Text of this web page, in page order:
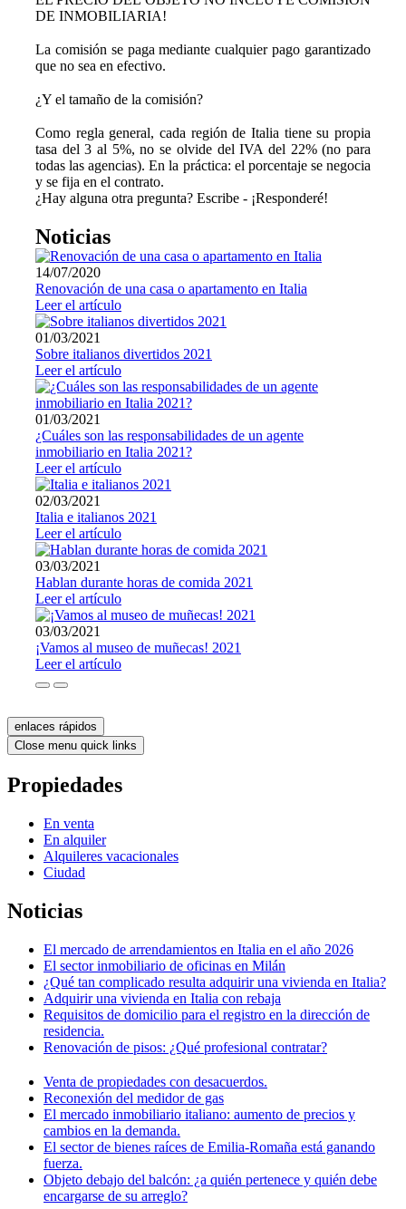
DE INMOBILIARIA!
La comisión se paga mediante cualquier pago garantizado
que no sea en efectivo.
¿Y el tamaño de la comisión?
Como regla general, cada región de Italia tiene su propia
tasa del 3 al 5%, no se olvide del IVA del 22% (no para
todas las agencias). En la práctica: el porcentaje se negocia
y se fija en el contrato.
¿Hay alguna otra pregunta? Escribe - ¡Responderé!
Noticias
14/07/2020
Renovación de una casa o apartamento en Italia
Leer el artículo
01/03/2021
Sobre italianos divertidos 2021
Leer el artículo
01/03/2021
¿Cuáles son las responsabilidades de un agente
inmobiliario en Italia 2021?
Leer el artículo
02/03/2021
Italia e italianos 2021
Leer el artículo
03/03/2021
Hablan durante horas de comida 2021
Leer el artículo
03/03/2021
¡Vamos al museo de muñecas! 2021
Leer el artículo
enlaces rápidos
Close menu quick links
Propiedades
En venta
En alquiler
Alquileres vacacionales
Ciudad
Noticias
El mercado de arrendamientos en Italia en el año 2026
El sector inmobiliario de oficinas en Milán
¿Qué tan complicado resulta adquirir una vivienda en Italia?
Adquirir una vivienda en Italia con rebaja
Requisitos de domicilio para el registro en la dirección de
residencia.
Renovación de pisos: ¿Qué profesional contratar?
Venta de propiedades con desacuerdos.
Reconexión del medidor de gas
El mercado inmobiliario italiano: aumento de precios y
cambios en la demanda.
El sector de bienes raíces de Emilia-Romaña está ganando
fuerza.
Objeto debajo del balcón: ¿a quién pertenece y quién debe
encargarse de su arreglo?